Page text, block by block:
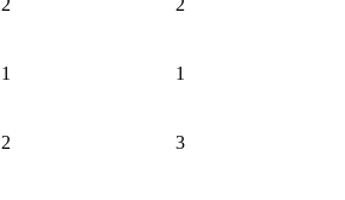
2 2
1 1
2 3